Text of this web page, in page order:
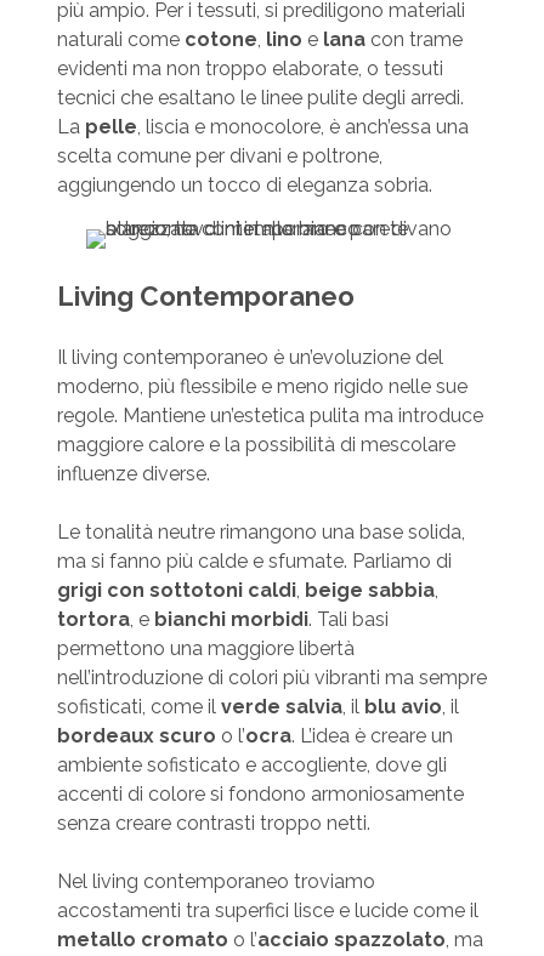
più ampio. Per i tessuti, si prediligono materiali
naturali come cotone, lino e lanacon trame
evidenti ma non troppo elaborate, o tessuti
tecnici che esaltano le linee pulite degli arredi.
La pelle, liscia e monocolore, è anch’essa una
scelta comune per divani e poltrone,
aggiungendo un tocco di eleganza sobria.
Living Contemporaneo
Il living contemporaneo è un’evoluzione del
moderno, più flessibile e meno rigido nelle sue
regole. Mantiene un’estetica pulita ma introduce
maggiore calore e la possibilità di mescolare
influenze diverse.
Le tonalità neutre rimangono una base solida,
ma si fanno più calde e sfumate. Parliamo di
grigi con sottotoni caldi, beige sabbia,
tortora, e bianchi morbidi. Tali basi
permettono una maggiore libertà
nell’introduzione di colori più vibranti ma sempre
sofisticati, come il verde salvia, il blu avio, il
bordeaux scuro o l’ocra. L’idea è creare un
ambiente sofisticato e accogliente, dove gli
accenti di colore si fondono armoniosamente
senza creare contrasti troppo netti.
Nel living contemporaneo troviamo
accostamenti tra superfici lisce e lucide come il
metallo cromato o l’acciaio spazzolato, ma